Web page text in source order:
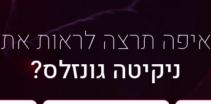
איפה תרצה לראות את
ניקיטה גונזלס?